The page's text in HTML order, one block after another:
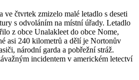
ve čtvrtek zmizelo malé letadlo s deseti
s odvoláním na místní úřady. Letadlo
z obce Unalakleet do obce Nome,
asi 240 kilometrů a dělí je Nortonův
národní garda a pobřežní stráž.
incidentem v americkém letectví